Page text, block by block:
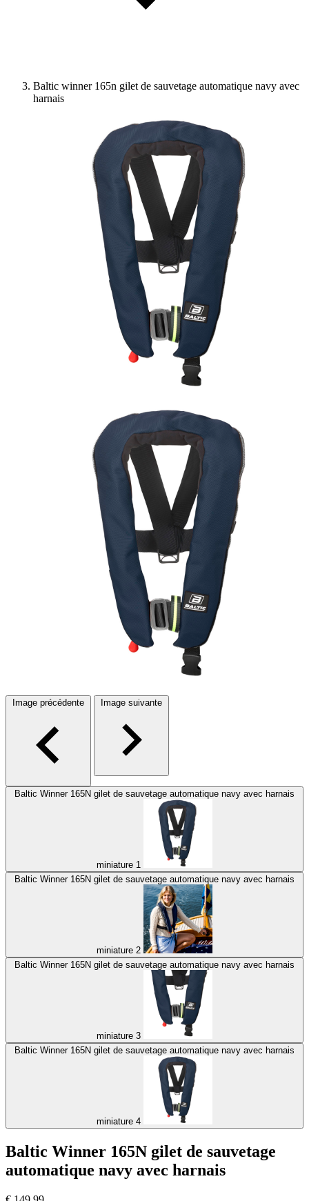
Baltic winner 165n gilet de sauvetage automatique navy avec
harnais
Image précédente Image suivante
Baltic Winner 165N gilet de sauvetage automatique navy avec harnais
miniature 1
Baltic Winner 165N gilet de sauvetage automatique navy avec harnais
miniature 2
Baltic Winner 165N gilet de sauvetage automatique navy avec harnais
miniature 3
Baltic Winner 165N gilet de sauvetage automatique navy avec harnais
miniature 4
Baltic Winner 165N gilet de sauvetage
automatique navy avec harnais